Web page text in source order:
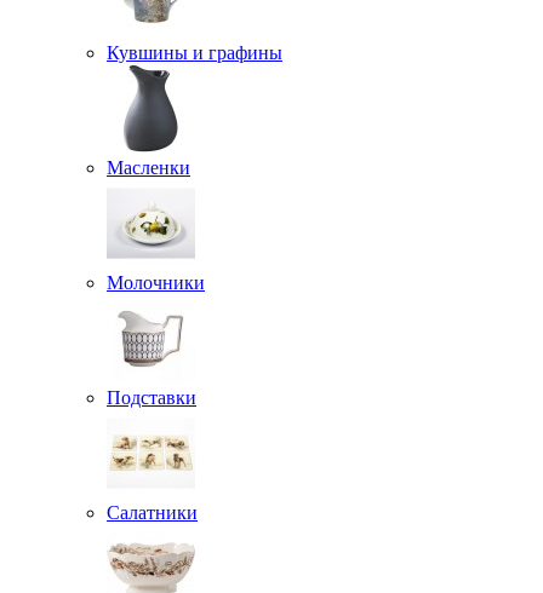
Кувшины и графины
Масленки
Молочники
Подставки
Салатники